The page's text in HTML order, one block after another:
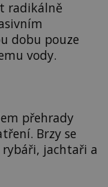
radikálně
dobu pouze
vody.
přehrady
Brzy se
rybáři, jachtaři a